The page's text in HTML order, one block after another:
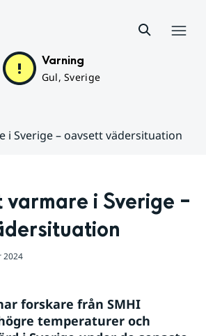
Varning
Gul, Sverige
i Sverige – oavsett vädersituation
i Sverige –
2024
forskare från SMHI
temperaturer och